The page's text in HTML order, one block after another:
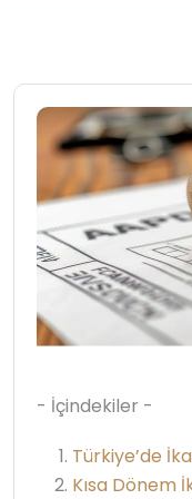
- İçindekiler -
Türkiye’de
Kısa Dönem